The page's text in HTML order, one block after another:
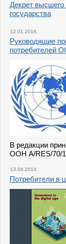
Декрет высшего
государства
12.01.2016.
Руководящие
потребителей
В редакции
ООН A/RES/70/
13.04.2014.
Потребители в